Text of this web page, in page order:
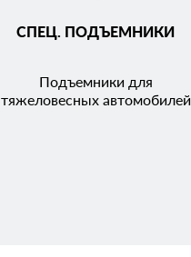
СПЕЦ. ПОДЪЕМНИКИ
Подъемники для
тяжеловесных автомобилей